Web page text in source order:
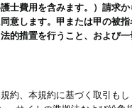
士費用を含みます。）請求
意します。甲または甲の被
的措置を行うこと、および一
約、本規約に基づく取引も